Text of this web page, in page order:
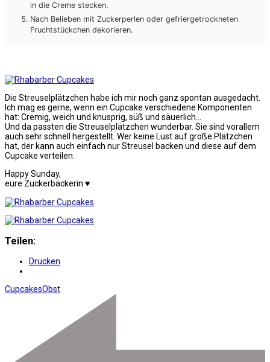
in die Creme stecken.
Nach Belieben mit Zuckerperlen oder gefriergetrockneten
Fruchtstückchen dekorieren.
Die Streuselplätzchen habe ich mir noch ganz spontan ausgedacht.
Ich mag es gerne, wenn ein Cupcake verschiedene Komponenten
hat: Cremig, weich und knusprig, süß und säuerlich…
Und da passten die Streuselplätzchen wunderbar. Sie sind vorallem
auch sehr schnell hergestellt. Wer keine Lust auf große Plätzchen
hat, der kann auch einfach nur Streusel backen und diese auf dem
Cupcake verteilen.
Happy Sunday,
eure Zuckerbäckerin ♥
Teilen:
Drucken
CupcakesObst